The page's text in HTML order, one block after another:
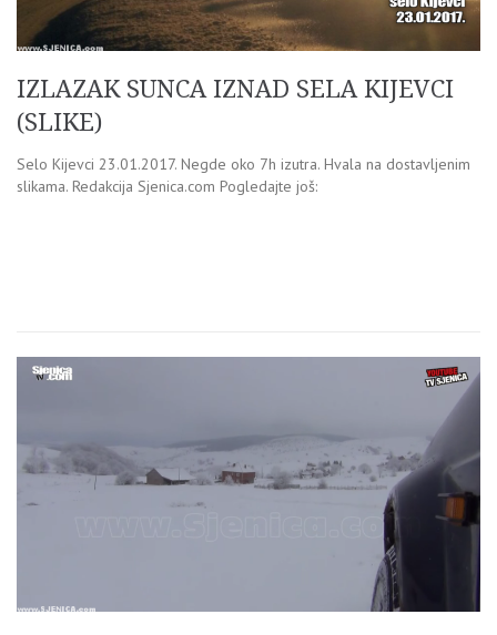
IZLAZAK SUNCA IZNAD SELA KIJEVCI
(SLIKE)
Selo Kijevci 23.01.2017. Negde oko 7h izutra. Hvala na dostavljenim
slikama. Redakcija Sjenica.com Pogledajte još: